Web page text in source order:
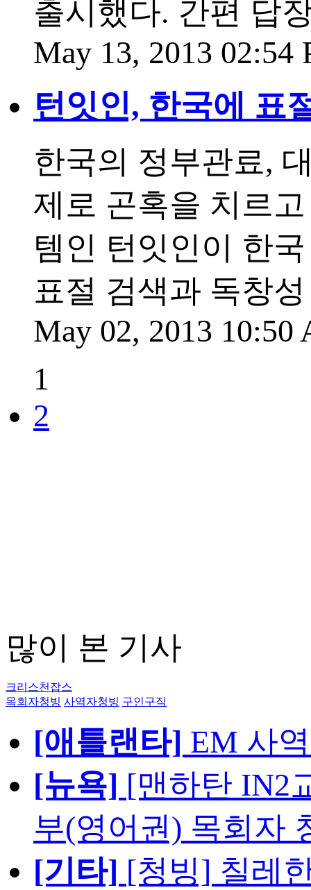
출시했다. 간편 답
May 13, 2013 02:54
턴잇인, 한국에 표
한국의 정부관료,
제로 곤혹을 치르
템인 턴잇인이 한
표절 검색과 독창
May 02, 2013 10:50
1
2
많이 본 기사
크리스천잡스
목회자청빙 사역자청빙 구인구직
[애틀랜타] EM 사
[뉴욕] [맨하탄 IN2
부(영어권) 목회자
[기타] [청빙] 칠레